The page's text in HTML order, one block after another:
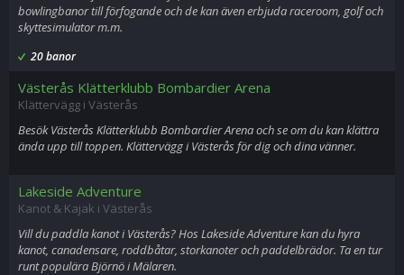
bowlingbanor till förfogande och de kan även erbjuda raceroom, golf och
skyttesimulator m.m.
20 banor
Västerås Klätterklubb Bombardier Arena
Klättervägg i Västerås
Besök Västerås Klätterklubb Bombardier Arena och se om du kan klättra
ända upp till toppen. Klättervägg i Västerås för dig och dina vänner.
Lakeside Adventure
Kanot & Kajak i Västerås
Vill du paddla kanot i Västerås? Hos Lakeside Adventure kan du hyra
kanot, canadensare, roddbåtar, storkanoter och paddelbrädor. Ta en tur
runt populära Björnö i Mälaren.